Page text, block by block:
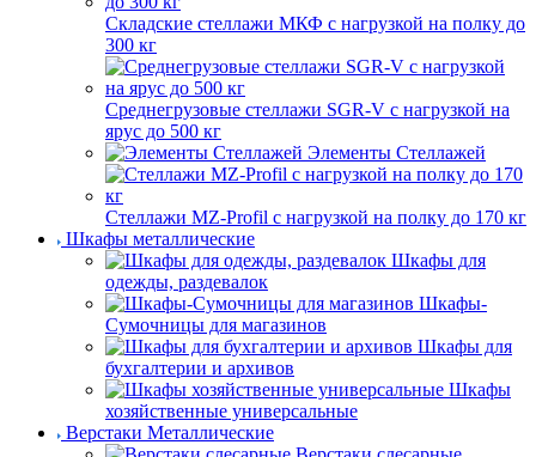
Складские стеллажи МКФ с нагрузкой на полку до
300 кг
Среднегрузовые стеллажи SGR-V с нагрузкой на
ярус до 500 кг
Элементы Стеллажей
Стеллажи MZ-Profil с нагрузкой на полку до 170 кг
Шкафы металлические
Шкафы для
одежды, раздевалок
Шкафы-
Сумочницы для магазинов
Шкафы для
бухгалтерии и архивов
Шкафы
хозяйственные универсальные
Верстаки Металлические